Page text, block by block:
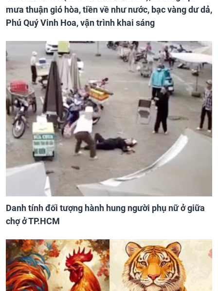
mưa thuận gió hòa, tiền về như nước, bạc vàng dư dả,
Phú Quý Vinh Hoa, vận trình khai sáng
Danh tính đối tượng hành hung người phụ nữ ở giữa
chợ ở TP.HCM